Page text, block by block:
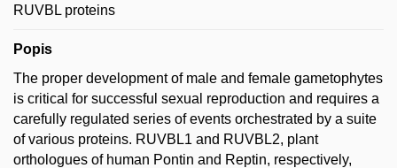
RUVBL proteins
Popis
The proper development of male and female gametophytes
is critical for successful sexual reproduction and requires a
carefully regulated series of events orchestrated by a suite
of various proteins. RUVBL1 and RUVBL2, plant
orthologues of human Pontin and Reptin, respectively,